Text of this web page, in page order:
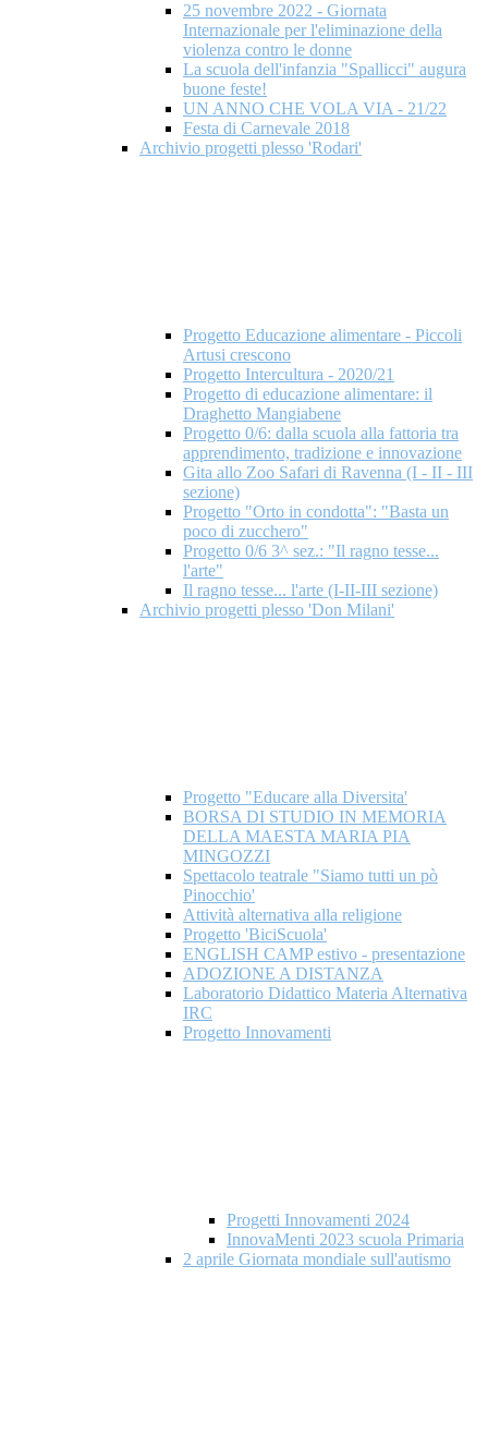
25 novembre 2022 - Giornata
Internazionale per l'eliminazione della
violenza contro le donne
La scuola dell'infanzia "Spallicci" augura
buone feste!
UN ANNO CHE VOLA VIA - 21/22
Festa di Carnevale 2018
Archivio progetti plesso 'Rodari'
Progetto Educazione alimentare - Piccoli
Artusi crescono
Progetto Intercultura - 2020/21
Progetto di educazione alimentare: il
Draghetto Mangiabene
Progetto 0/6: dalla scuola alla fattoria tra
apprendimento, tradizione e innovazione
Gita allo Zoo Safari di Ravenna (I - II - III
sezione)
Progetto "Orto in condotta": "Basta un
poco di zucchero"
Progetto 0/6 3^ sez.: "Il ragno tesse...
l'arte"
Il ragno tesse... l'arte (I-II-III sezione)
Archivio progetti plesso 'Don Milani'
Progetto "Educare alla Diversita'
BORSA DI STUDIO IN MEMORIA
DELLA MAESTA MARIA PIA
MINGOZZI
Spettacolo teatrale "Siamo tutti un pò
Pinocchio'
Attività alternativa alla religione
Progetto 'BiciScuola'
ENGLISH CAMP estivo - presentazione
ADOZIONE A DISTANZA
Laboratorio Didattico Materia Alternativa
IRC
Progetto Innovamenti
Progetti Innovamenti 2024
InnovaMenti 2023 scuola Primaria
2 aprile Giornata mondiale​ sull'autismo